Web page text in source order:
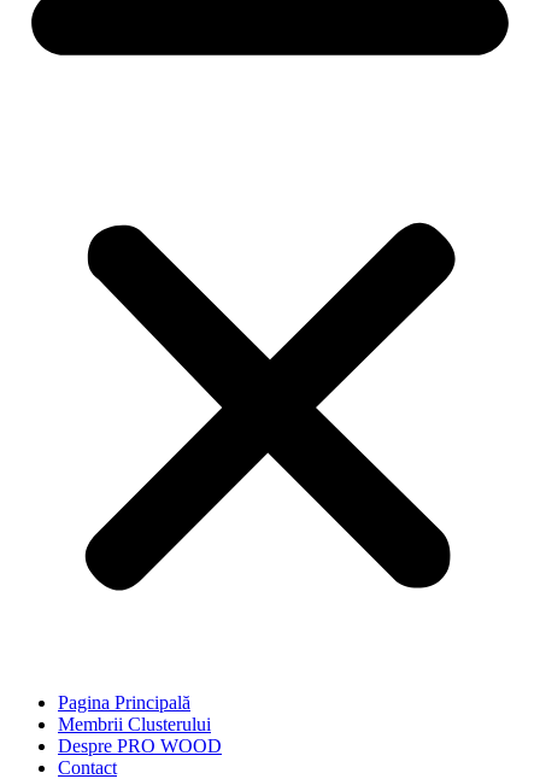
Pagina Principală
Membrii Clusterului
Despre PRO WOOD
Contact